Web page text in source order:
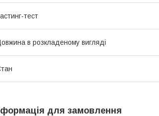
тест
в розкладеному вигляді
для замовлення